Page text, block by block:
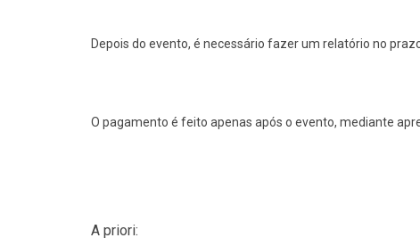
Depois do evento, é necessário fazer um relatório no
O pagamento é feito apenas após o evento, mediante
A priori: